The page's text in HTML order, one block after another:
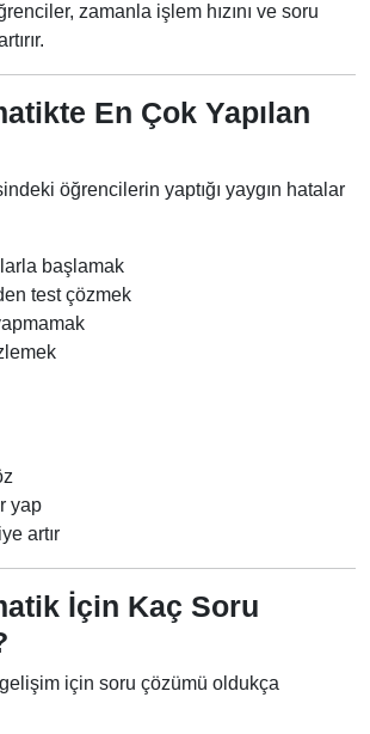
zamanla işlem hızını ve soru
En Çok Yapılan
öğrencilerin yaptığı yaygın hatalar
başlamak
test çözmek
yap
artır
İçin Kaç Soru
için soru çözümü oldukça